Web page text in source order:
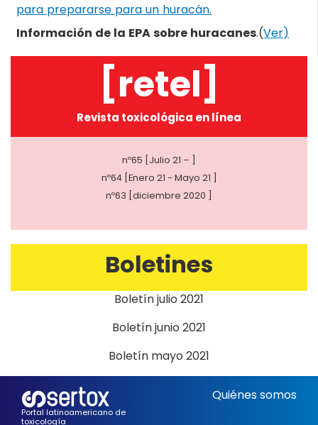
para prepararse para un huracán.
Información de la EPA sobre huracanes.(Ver)
[retel]
Revista toxicológica en línea
nº65 [Julio 21 – ]
nº64 [Enero 21 - Mayo 21 ]
nº63 [diciembre 2020 ]
Boletines
Boletín julio 2021
Boletín junio 2021
Boletín mayo 2021
Portal latinoamericano de
toxicología
Quiénes somos